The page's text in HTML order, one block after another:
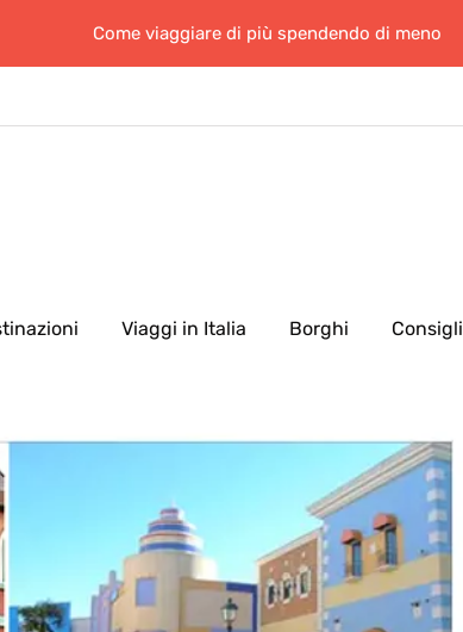
Come viaggiare di più spendendo di meno
Viaggi in Italia Borghi Consigli